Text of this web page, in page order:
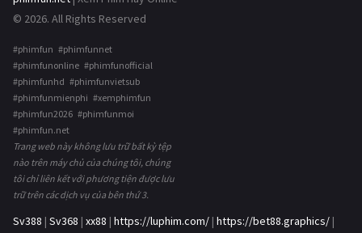
© 2026. All Rights Reserved
#phimfun #phimfunnet
#phimfunonline #phimfunofficial
#phimfunhd #phimfunvietsub
#phimfunmienphi #xemphimfun
#phimfun2026 #phimfunmoi
#phimfun.net
Trang web này không lưu trữ bất kỳ tệp
nào trên máy chủ của chúng tôi, chúng
tôi chỉ liên kết với phương tiện được lưu
trữ trên các dịch vụ của bên thứ 3.
Sv388 | Sv368 | xx88 | https://luphim.com/ | https://bet88.graphics/ |